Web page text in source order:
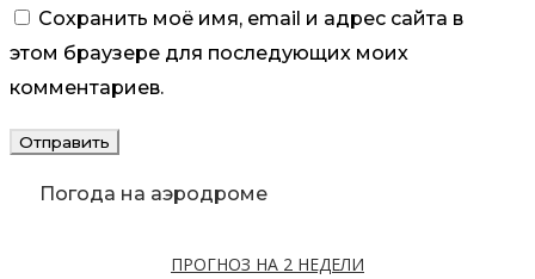
Сохранить моё имя, email и адрес сайта в
этом браузере для последующих моих
комментариев.
Погода на аэродроме
ПРОГНОЗ НА 2 НЕДЕЛИ